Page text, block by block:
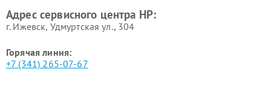
Адрес сервисного центра HP:
г. Ижевск, Удмуртская ул., 304
Горячая линия:
+7 (341) 265-07-67